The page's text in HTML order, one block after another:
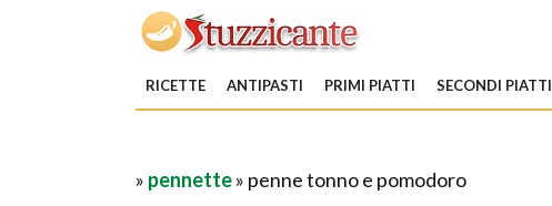
RICETTE ANTIPASTI PRIMI PIATTI SECONDI PIATTI
» pennette» penne tonno e pomodoro